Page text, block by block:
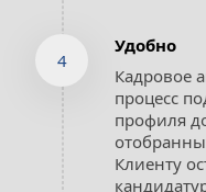
4
Удобно
Кадровое
процесс
профиля
Клиенту